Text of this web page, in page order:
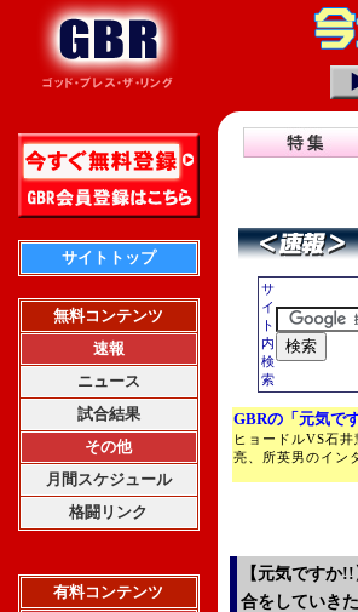
サイトトップ
無料コンテンツ
速報
ニュース
試合結果
その他
月間スケジュール
格闘リンク
有料コンテンツ
サ
イ
ト
内
検
索
GBRの「元気で
ヒョードルVS石
亮、所英男のイン
【元気ですか
合をしていきた